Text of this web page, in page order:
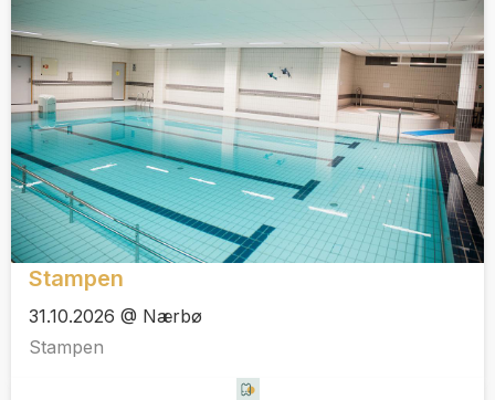
Stampen
31.10.2026 @ Nærbø
Stampen